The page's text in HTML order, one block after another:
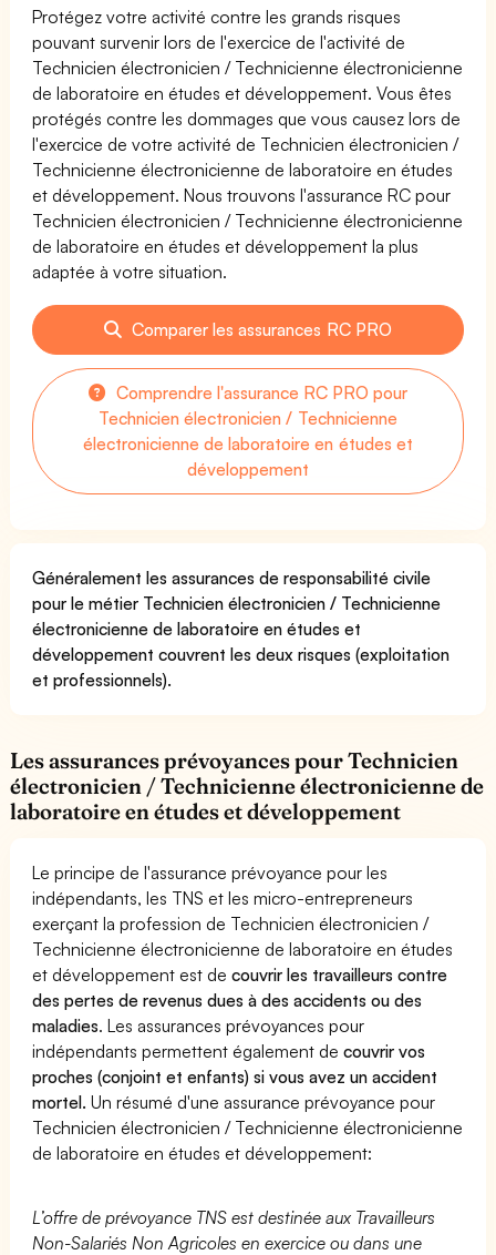
Protégez votre activité contre les grands risques
pouvant survenir lors de l'exercice de l'activité de
Technicien électronicien / Technicienne électronicienne
de laboratoire en études et développement. Vous êtes
protégés contre les dommages que vous causez lors de
l'exercice de votre activité de Technicien électronicien /
Technicienne électronicienne de laboratoire en études
et développement. Nous trouvons l'assurance RC pour
Technicien électronicien / Technicienne électronicienne
de laboratoire en études et développement la plus
adaptée à votre situation.
Comparer les assurances RC PRO
Comprendre l'assurance RC PRO pour
Technicien électronicien / Technicienne
électronicienne de laboratoire en études et
développement
Généralement les assurances de responsabilité civile
pour le métier Technicien électronicien / Technicienne
électronicienne de laboratoire en études et
développement couvrent les deux risques (exploitation
et professionnels).
Les assurances prévoyances pour Technicien
électronicien / Technicienne électronicienne de
laboratoire en études et développement
Le principe de l'assurance prévoyance pour les
indépendants, les TNS et les micro-entrepreneurs
exerçant la profession de Technicien électronicien /
Technicienne électronicienne de laboratoire en études
et développement est decouvrir les travailleurs contre
des pertes de revenus dues à des accidents ou des
maladies. Les assurances prévoyances pour
indépendants permettent également decouvrir vos
proches (conjoint et enfants) si vous avez un accident
mortel. Un résumé d'une assurance prévoyance pour
Technicien électronicien / Technicienne électronicienne
de laboratoire en études et développement:
L’offre de prévoyance TNS est destinée aux Travailleurs
Non-Salariés Non Agricoles en exercice ou dans une